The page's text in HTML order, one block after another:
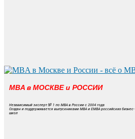
MBA в МОСКВЕ и РОССИИ
Независимый эксперт № 1 по MBA в России с 2004 года
Создан и поддерживается выпускниками MBA и EMBA российских бизнес-
школ